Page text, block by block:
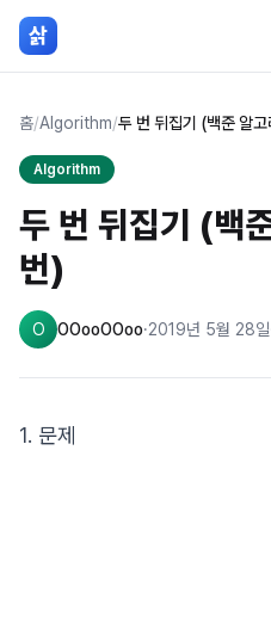
본문 바로가기
삵
홈/Algorithm/두 번 뒤집기 (백준 알
Algorithm
두 번 뒤집기 (백
번)
O OOooOOoo·2019년 5월 28일
1. 문제